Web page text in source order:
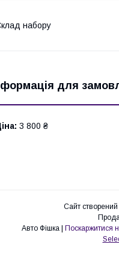
набору
для
3 800 ₴
Сайт створений
Авто Фішка | Поскаржитися